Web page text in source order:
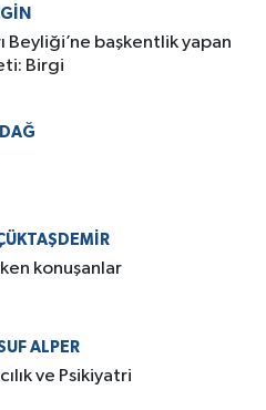
Beyliği’ne başkentlik yapan
Birgi
konuşanlar
ALPER
ve Psikiyatri